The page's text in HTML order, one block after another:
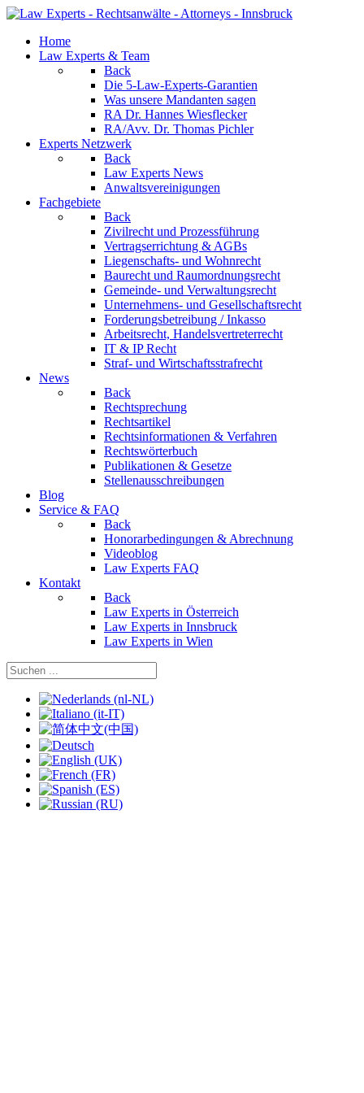
Home
Law Experts & Team
Back
Die 5-Law-Experts-Garantien
Was unsere Mandanten sagen
RA Dr. Hannes Wiesflecker
RA/Avv. Dr. Thomas Pichler
Experts Netzwerk
Back
Law Experts News
Anwaltsvereinigungen
Fachgebiete
Back
Zivilrecht und Prozessführung
Vertragserrichtung & AGBs
Liegenschafts- und Wohnrecht
Baurecht und Raumordnungsrecht
Gemeinde- und Verwaltungsrecht
Unternehmens- und Gesellschaftsrecht
Forderungsbetreibung / Inkasso
Arbeitsrecht, Handelsvertreterrecht
IT & IP Recht
Straf- und Wirtschaftsstrafrecht
News
Back
Rechtsprechung
Rechtsartikel
Rechtsinformationen & Verfahren
Rechtswörterbuch
Publikationen & Gesetze
Stellenausschreibungen
Blog
Service & FAQ
Back
Honorarbedingungen & Abrechnung
Videoblog
Law Experts FAQ
Kontakt
Back
Law Experts in Österreich
Law Experts in Innsbruck
Law Experts in Wien
Sprache auswählen